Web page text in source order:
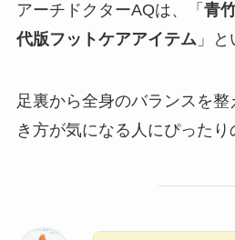
アーチドクターAQは、「 青
代版フットケアアイテム」と
足裏から全身のバランスを
き方が気になる人にぴったり